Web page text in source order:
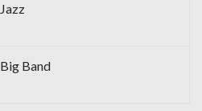
Jazz
Big Band